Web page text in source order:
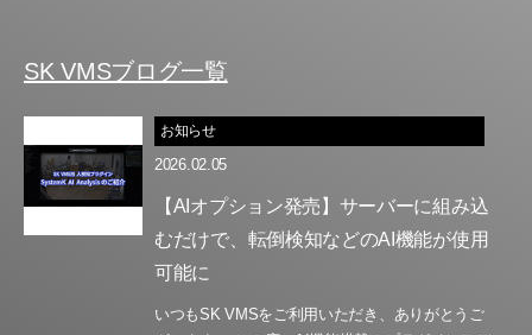
SK VMSブログ一覧
お知らせ
2026.02.05
【AIオプション発売】サーバーに組み込
むだけで、転倒検知などのAI機能が使用
可能に
いつもSK VMSをご利用いただき、ありがとうご